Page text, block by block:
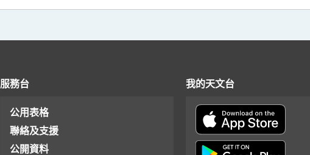
服務台
公用表格
聯絡及支援
公開資料
我的天文台